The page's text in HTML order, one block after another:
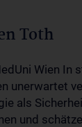
Toth
Wien
unerwartet
als
und